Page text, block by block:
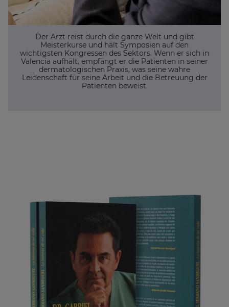
Der Arzt reist durch die ganze Welt und gibt
Meisterkurse und hält Symposien auf den
wichtigsten Kongressen des Sektors. Wenn er sich in
Valencia aufhält, empfängt er die Patienten in seiner
dermatologischen Praxis, was seine wahre
Leidenschaft für seine Arbeit und die Betreuung der
Patienten beweist.